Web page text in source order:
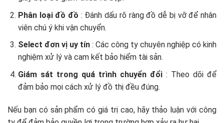
Phân loại đồ đồ : Đánh dấu rõ ràng đồ dễ bị vỡ để nhân
viên chú ý khi vận chuyển.
Select đơn vị uy tín: Các công ty chuyên nghiệp có kinh
nghiệm xử lý và cam kết bảo hiểm tài sản.
Giám sát trong quá trình chuyển đổi: Theo dõi để
đảm bảo mọi cách xử lý đồ thị đều đúng.
Nếu bạn có sản phẩm có giá trị cao, hãy thảo luận với công